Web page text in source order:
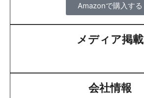
Amazonで購入する
メディア掲載
会社情報